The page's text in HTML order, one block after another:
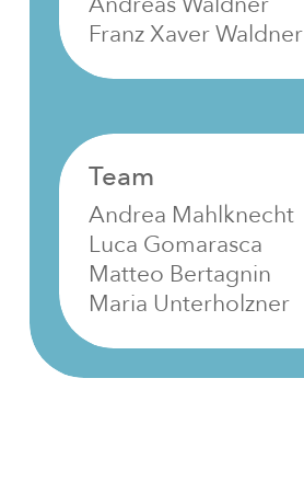
Franz Xaver Waldner
Team
Andrea Mahlknecht
Luca Gomarasca
Matteo Bertagnin
Maria Unterholzner